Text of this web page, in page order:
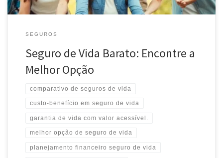
SEGUROS
Seguro de Vida Barato: Encontre a
Melhor Opção
comparativo de seguros de vida
custo-benefício em seguro de vida
garantia de vida com valor acessível.
melhor opção de seguro de vida
planejamento financeiro seguro de vida